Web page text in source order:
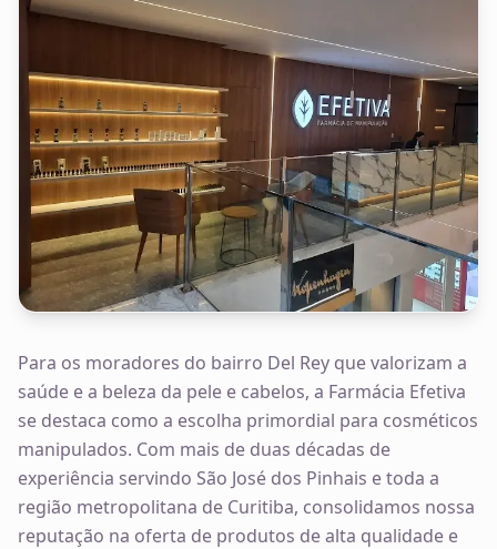
Para os moradores do bairro Del Rey que valorizam a
saúde e a beleza da pele e cabelos, a Farmácia Efetiva
se destaca como a escolha primordial para cosméticos
manipulados. Com mais de duas décadas de
experiência servindo São José dos Pinhais e toda a
região metropolitana de Curitiba, consolidamos nossa
reputação na oferta de produtos de alta qualidade e